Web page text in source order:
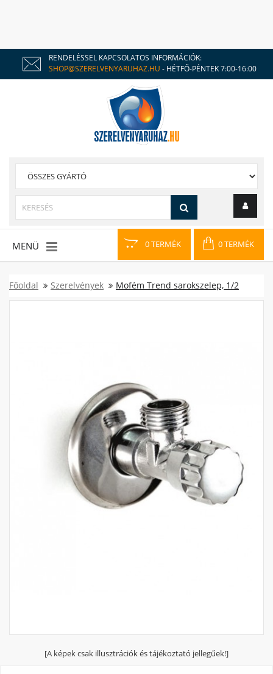
RENDELÉSSEL KAPCSOLATOS INFORMÁCIÓK:
SHOP@SZERELVENYARUHAZ.HU - HÉTFŐ-PÉNTEK 7:00-16:00
0 TERMÉK 0 TERMÉK
MENÜ
Főoldal Szerelvények Mofém Trend sarokszelep, 1/2
[A képek csak illusztrációk és tájékoztató jellegűek!]